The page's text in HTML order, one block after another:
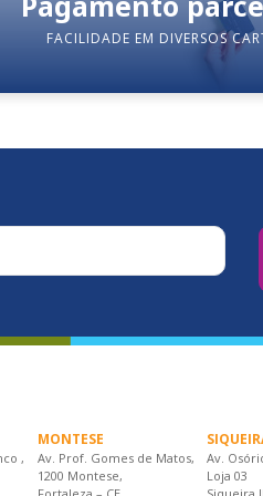
FACILIDADE EM DIVERSOS
,
MONTESE
Av. Prof. Gomes de Matos,
1200 Montese,
Fortaleza – CE
Av.
Loja 03
Siqueira